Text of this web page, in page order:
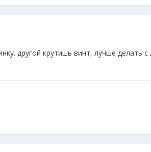
другой крутишь винт, лучше делать с